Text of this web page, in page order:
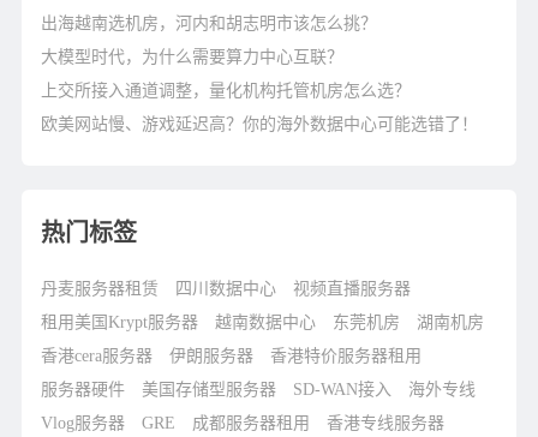
出海越南选机房，河内和胡志明市该怎么挑？
大模型时代，为什么需要算力中心互联？
上交所接入通道调整，量化机构托管机房怎么选？
欧美网站慢、游戏延迟高？你的海外数据中心可能选错了！
热门标签
丹麦服务器租赁 四川数据中心
视频直播服务器
租用美国Krypt服务器
越南数据中心 东莞机房
湖南机房
香港cera服务器
伊朗服务器
香港特价服务器租用
服务器硬件
美国存储型服务器 SD-WAN接入
海外专线
Vlog服务器
GRE 成都服务器租用
香港专线服务器